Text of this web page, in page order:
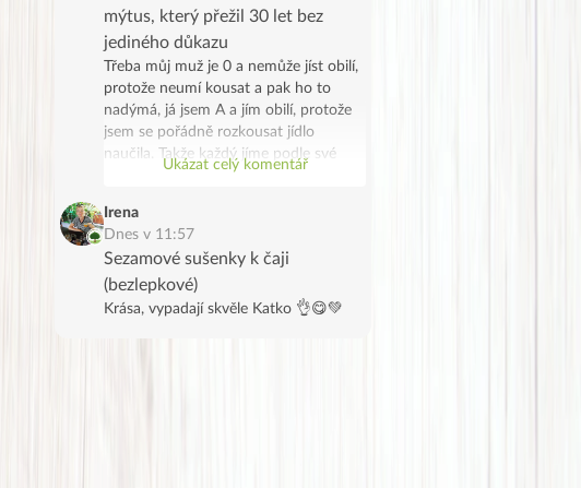
mýtus, který přežil 30 let bez
jediného důkazu
Třeba můj muž je 0 a nemůže jíst obilí,
protože neumí kousat a pak ho to
nadýmá, já jsem A a jím obilí, protože
jsem se pořádně rozkousat jídlo
naučila. Takže každý jíme podle své
skupiny, on z lenosti a já protože se to
Ukázat celý komentář
Irena
Dnes v 11:57
Sezamové sušenky k čaji
(bezlepkové)
Krása, vypadají skvěle Katko 👌😋💚